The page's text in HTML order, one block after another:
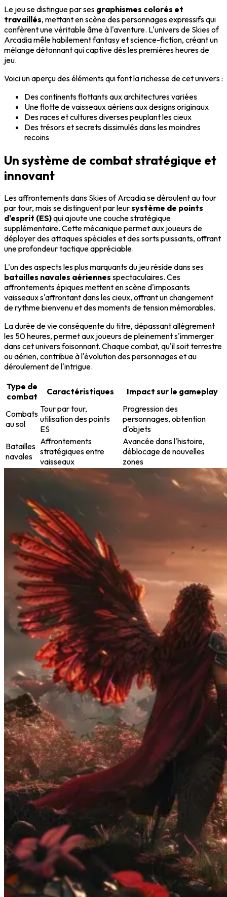
Le jeu se distingue par ses graphismes colorés et
travaillés, mettant en scène des personnages expressifs qui
confèrent une véritable âme à l'aventure. L'univers de Skies of
Arcadia mêle habilement fantasy et science-fiction, créant un
mélange détonnant qui captive dès les premières heures de
jeu.
Voici un aperçu des éléments qui font la richesse de cet univers :
Des continents flottants aux architectures variées
Une flotte de vaisseaux aériens aux designs originaux
Des races et cultures diverses peuplant les cieux
Des trésors et secrets dissimulés dans les moindres
recoins
Un système de combat stratégique et
innovant
Les affrontements dans Skies of Arcadia se déroulent au tour
par tour, mais se distinguent par leursystème de points
d'esprit (ES)qui ajoute une couche stratégique
supplémentaire. Cette mécanique permet aux joueurs de
déployer des attaques spéciales et des sorts puissants, offrant
une profondeur tactique appréciable.
L'un des aspects les plus marquants du jeu réside dans ses
batailles navales aériennes spectaculaires. Ces
affrontements épiques mettent en scène d'imposants
vaisseaux s'affrontant dans les cieux, offrant un changement
de rythme bienvenu et des moments de tension mémorables.
La durée de vie conséquente du titre, dépassant allègrement
les 50 heures, permet aux joueurs de pleinement s'immerger
dans cet univers foisonnant. Chaque combat, qu'il soit terrestre
ou aérien, contribue à l'évolution des personnages et au
déroulement de l'intrigue.
Type de
combat
Caractéristiques Impact sur le gameplay
Combats
au sol
Tour par tour,
utilisation des points
ES
Progression des
personnages, obtention
d'objets
Batailles
navales
Affrontements
stratégiques entre
vaisseaux
Avancée dans l'histoire,
déblocage de nouvelles
zones